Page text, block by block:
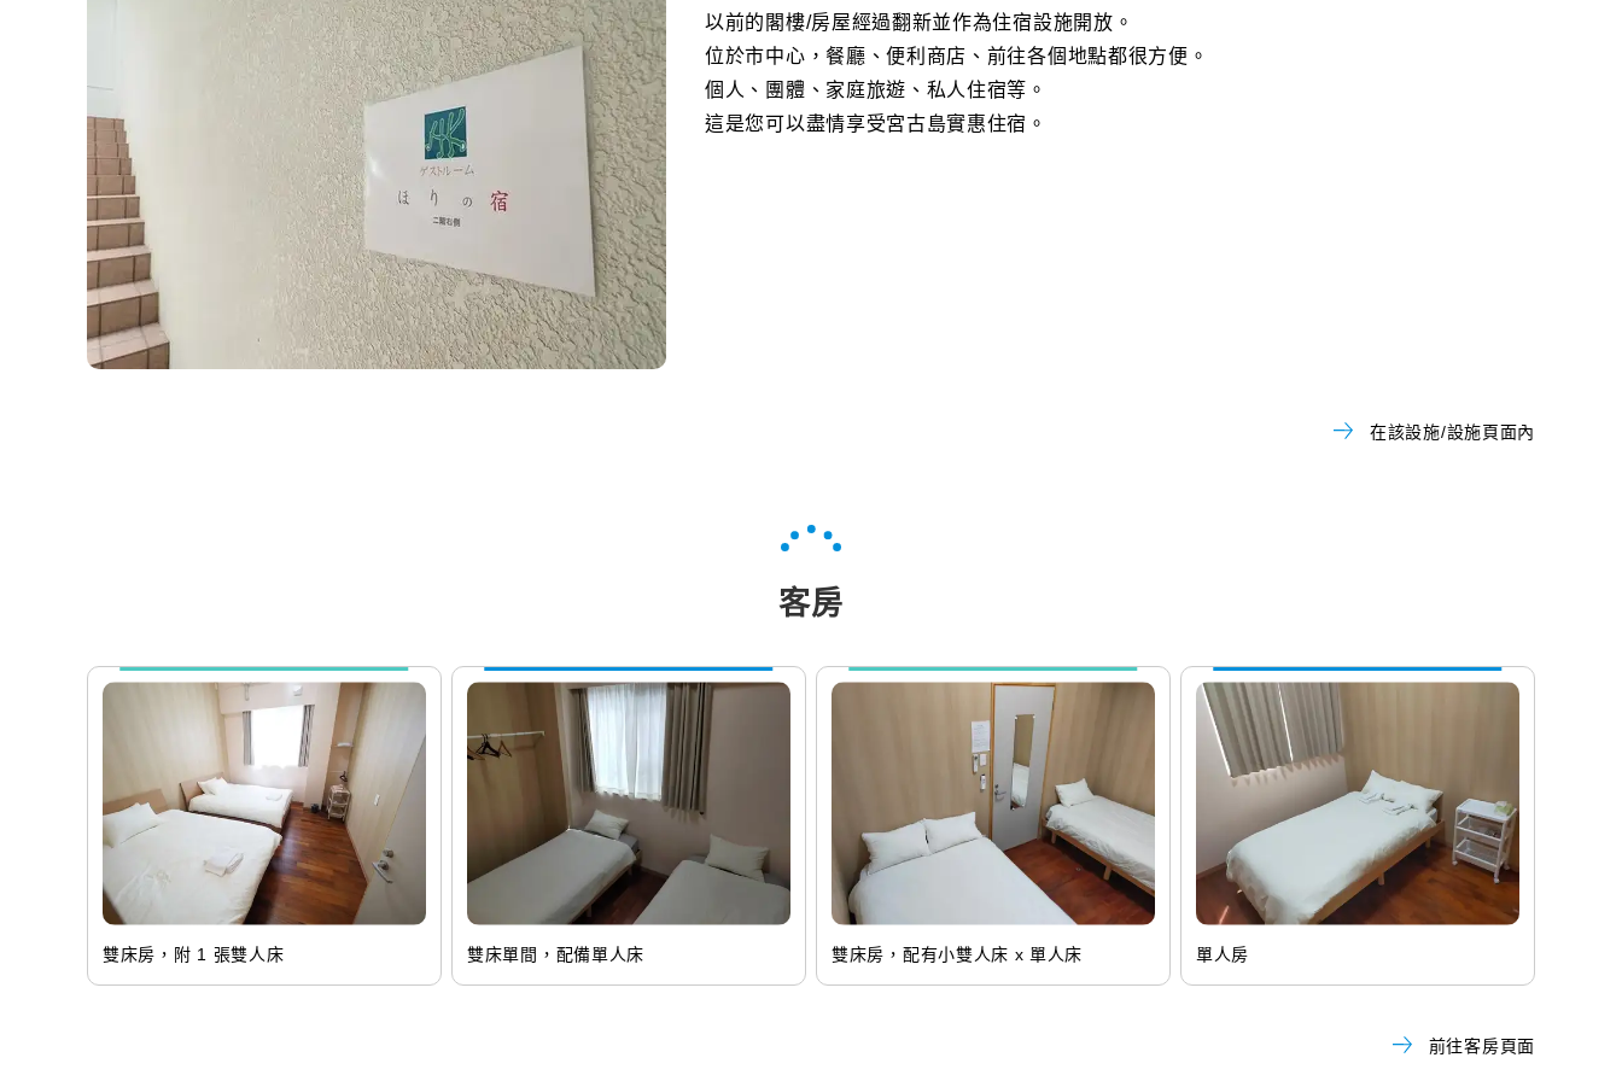
以前的閣樓/房屋經過翻新並作為住宿設施開放。
位於市中心，餐廳、便利商店、前往各個地點都很方便。
個人、團體、家庭旅遊、私人住宿等。
這是您可以盡情享受宮古島實惠住宿。
在該設施/設施頁面內
客房
雙床房，附 1 張雙人床 雙床單間，配備單人床 雙床房，配有小雙人床 x 單人床 單人房
前往客房頁面